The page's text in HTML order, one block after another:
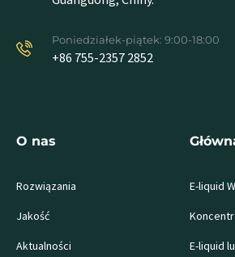
Poniedziałek-piątek: 9:00-18:00
+86 755-2357 2852
O nas
Rozwiązania
Jakość
Aktualności
E-liquid
E-liquid